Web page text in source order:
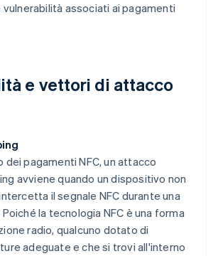
vulnerabilità associati ai pagamenti
e vettori di attacco
dei pagamenti NFC, un attacco
avviene quando un dispositivo non
il segnale NFC durante una
la tecnologia NFC è una forma
radio, qualcuno dotato di
adeguate e che si trovi all'interno